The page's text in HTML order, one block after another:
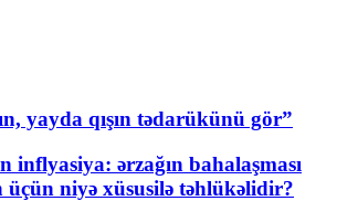
yayda qışın tədarükünü gör”
inflyasiya: ərzağın bahalaşması
üçün niyə xüsusilə təhlükəlidir?